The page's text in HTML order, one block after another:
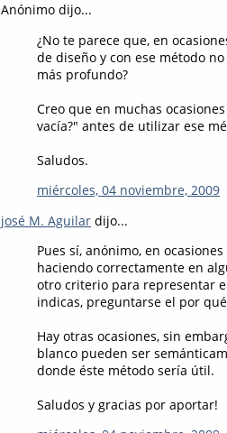
Anónimo dijo...
¿No te parece que, en
de diseño y con ese método
más profundo?
Creo que en muchas
vacía?" antes de utilizar ese
Saludos.
miércoles, 04 noviembre, 2009
josé M. Aguilar dijo...
Pues sí, anónimo, en
haciendo correctamente en
otro criterio para representar
indicas, preguntarse el por
Hay otras ocasiones, sin
blanco pueden ser
donde éste método sería útil.
Saludos y gracias por aportar!